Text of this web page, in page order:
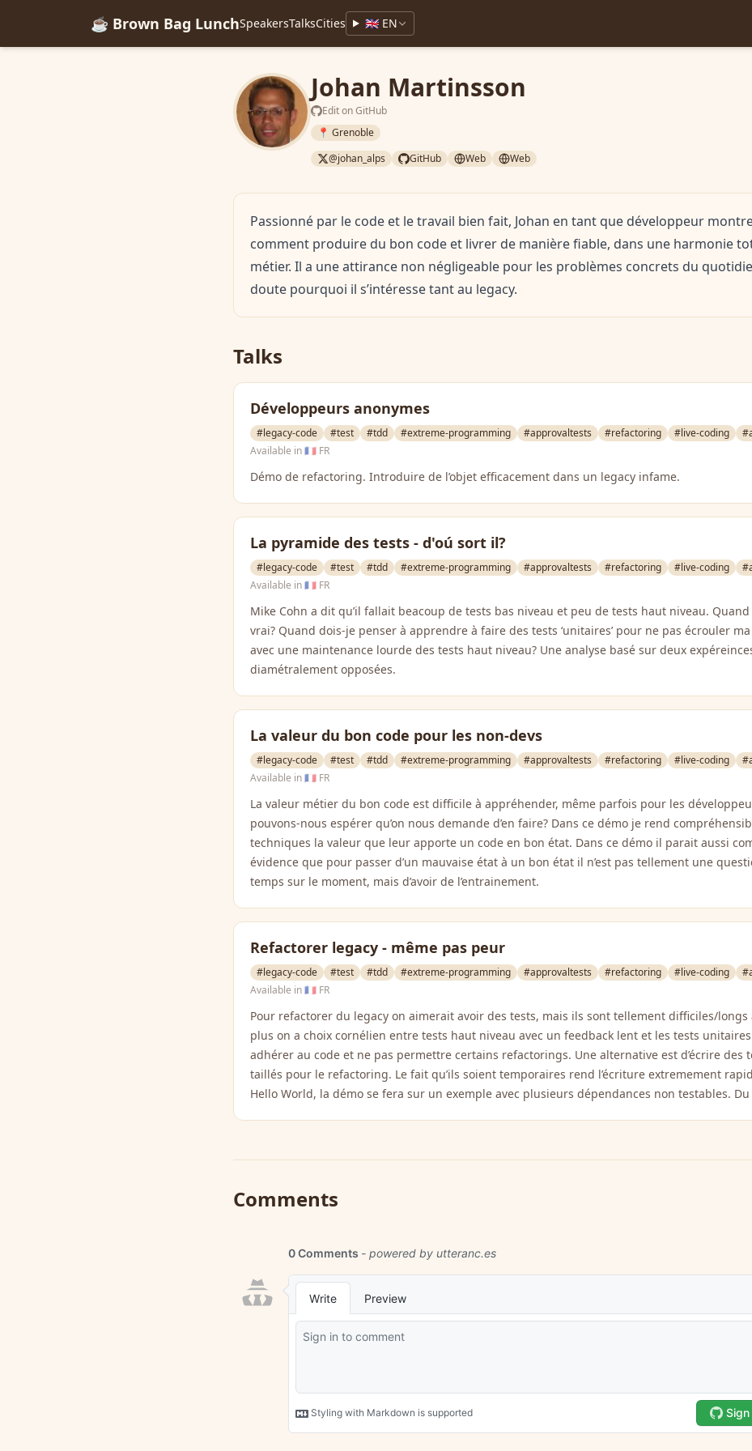
☕ Brown Bag LunchSpeakersTalksCities 🇬🇧 EN
Johan Martinsson
Edit on GitHub
📍 Grenoble
@johan_alps
GitHub Web Web
Passionné par le code et le travail bien fait, Johan en tant que développeur
comment produire du bon code et livrer de manière fiable, dans une harmonie
métier. Il a une attirance non négligeable pour les problèmes concrets du
doute pourquoi il s’intéresse tant au legacy.
Talks
Développeurs anonymes
#legacy-code #test #tdd #extreme-programming #approvaltests #refactoring #live-coding
Available in🇫🇷 FR
Démo de refactoring. Introduire de l’objet efficacement dans un legacy infame.
La pyramide des tests - d'oú sort il?
#legacy-code #test #tdd #extreme-programming #approvaltests #refactoring #live-coding
Available in🇫🇷 FR
Mike Cohn a dit qu’il fallait beacoup de tests bas niveau et peu de tests haut niveau. Quand
vrai? Quand dois-je penser à apprendre à faire des tests ‘unitaires’ pour ne pas écrouler
avec une maintenance lourde des tests haut niveau? Une analyse basé sur deux
diamétralement opposées.
La valeur du bon code pour les non-devs
#legacy-code #test #tdd #extreme-programming #approvaltests #refactoring #live-coding
Available in🇫🇷 FR
La valeur métier du bon code est difficile à appréhender, même parfois pour les
pouvons-nous espérer qu’on nous demande d’en faire? Dans ce démo je rend
techniques la valeur que leur apporte un code en bon état. Dans ce démo il parait aussi
évidence que pour passer d’un mauvaise état à un bon état il n’est pas tellement une
temps sur le moment, mais d’avoir de l’entrainement.
Refactorer legacy - même pas peur
#legacy-code #test #tdd #extreme-programming #approvaltests #refactoring #live-coding
Available in🇫🇷 FR
Pour refactorer du legacy on aimerait avoir des tests, mais ils sont tellement difficiles/longs
plus on a choix cornélien entre tests haut niveau avec un feedback lent et les tests
adhérer au code et ne pas permettre certains refactorings. Une alternative est d’écrire des
taillés pour le refactoring. Le fait qu’ils soient temporaires rend l’écriture extremement
Hello World, la démo se fera sur un exemple avec plusieurs dépendances non testables.
Comments